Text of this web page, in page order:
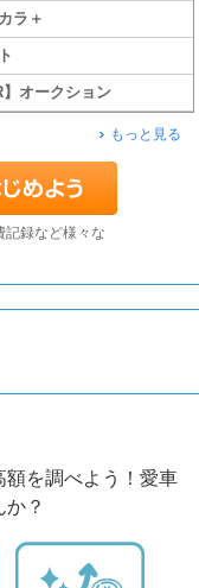
ラ＋
】オークション
もっと見る
記録など様々な
額を調べよう！愛車
？